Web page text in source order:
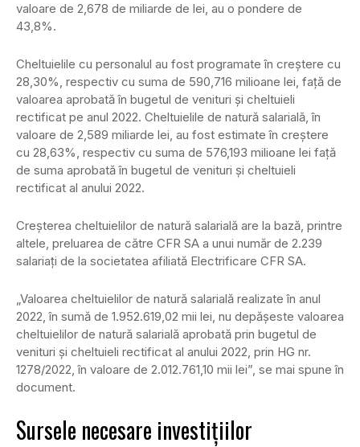
valoare de 2,678 de miliarde de lei, au o pondere de
43,8%.
Cheltuielile cu personalul au fost programate în creştere cu
28,30%, respectiv cu suma de 590,716 milioane lei, faţă de
valoarea aprobată în bugetul de venituri şi cheltuieli
rectificat pe anul 2022. Cheltuielile de natură salarială, în
valoare de 2,589 miliarde lei, au fost estimate în creştere
cu 28,63%, respectiv cu suma de 576,193 milioane lei faţă
de suma aprobată în bugetul de venituri şi cheltuieli
rectificat al anului 2022.
Creşterea cheltuielilor de natură salarială are la bază, printre
altele, preluarea de către CFR SA a unui număr de 2.239
salariaţi de la societatea afiliată Electrificare CFR SA.
„Valoarea cheltuielilor de natură salarială realizate în anul
2022, în sumă de 1.952.619,02 mii lei, nu depăşeste valoarea
cheltuielilor de natură salarială aprobată prin bugetul de
venituri şi cheltuieli rectificat al anului 2022, prin HG nr.
1278/2022, în valoare de 2.012.761,10 mii lei”, se mai spune în
document.
Sursele necesare investițiilor